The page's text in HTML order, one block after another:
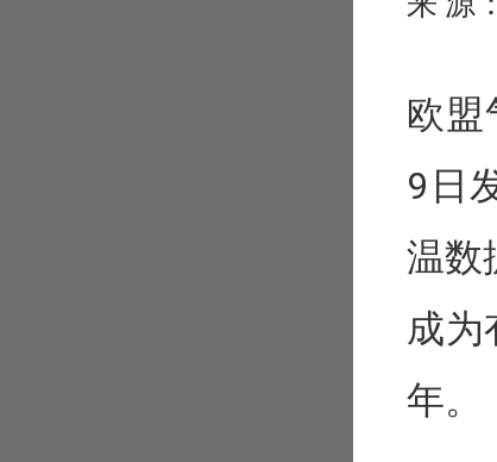
欧盟
9日
温数
成为
年。